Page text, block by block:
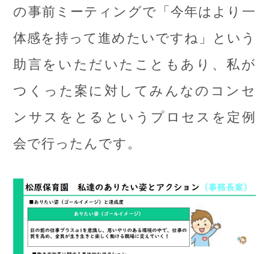
の事前ミーティングで「今年はより一
体感を持って進めたいですね」という
助言をいただいたこともあり、私が
つくった案に対してみんなのコンセ
ンサスをとるというプロセスを定例
会で行ったんです。